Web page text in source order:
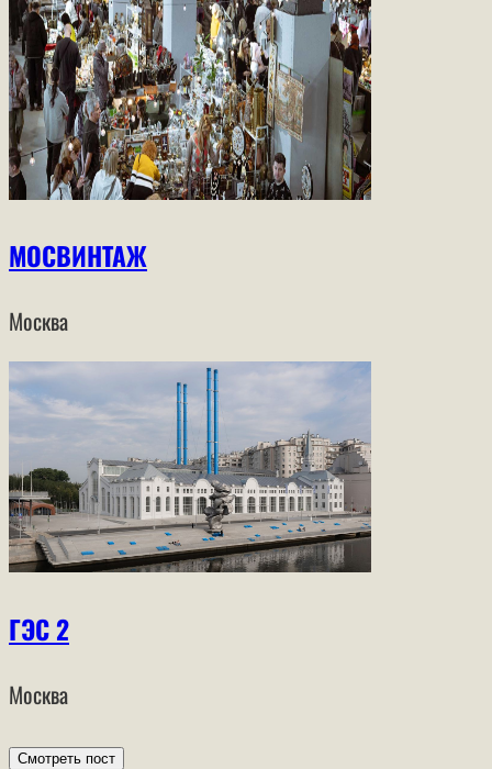
МОСВИНТАЖ
Москва
ГЭС 2
Москва
Смотреть пост